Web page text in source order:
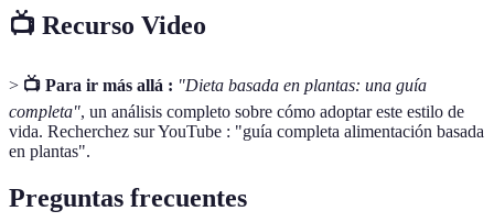
📺 Recurso Video
> 📺 Para ir más allá : "Dieta basada en plantas: una guía
completa", un análisis completo sobre cómo adoptar este estilo de
vida. Recherchez sur YouTube : "guía completa alimentación basada
en plantas".
Preguntas frecuentes